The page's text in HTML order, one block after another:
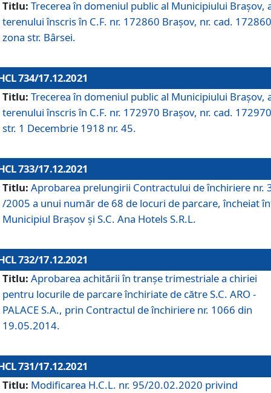
Titlu: Trecerea în domeniul public al Municipiului Braşov,
terenului înscris în C.F. nr. 172860 Brașov, nr. cad.
zona str. Bârsei.
734/17.12.2021
Titlu: Trecerea în domeniul public al Municipiului Braşov,
terenului înscris în C.F. nr. 172970 Brașov, nr. cad.
str. 1 Decembrie 1918 nr. 45.
733/17.12.2021
Titlu: Aprobarea prelungirii Contractului de închiriere nr.
/2005 a unui număr de 68 de locuri de parcare, încheiat
Municipiul Braşov şi S.C. Ana Hotels S.R.L.
732/17.12.2021
Titlu: Aprobarea achitării în tranșe trimestriale a chiriei
pentru locurile de parcare închiriate de către S.C. ARO -
PALACE S.A., prin Contractul de închiriere nr. 1066 din
19.05.2014.
731/17.12.2021
Titlu: Modificarea H.C.L. nr. 95/20.02.2020 privind